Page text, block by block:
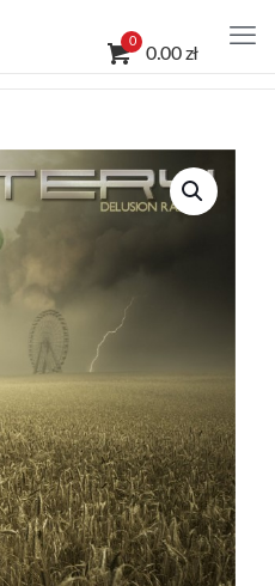
0
0.00 zł